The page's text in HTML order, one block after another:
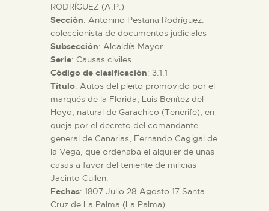
█
EL MUSEO
COLECCIONES
DIDÁCTICA
ESPAÑOL
RODRÍGUEZ (A.P.)
Sección: Antonino Pestana Rodríguez:
coleccionista de documentos judiciales
Subsección: Alcaldía Mayor
Serie: Causas civiles
Código de clasificación: 3.1.1
Título: Autos del pleito promovido por el
marqués de la Florida, Luis Benítez del
Hoyo, natural de Garachico (Tenerife), en
queja por el decreto del comandante
general de Canarias, Fernando Cagigal de
la Vega, que ordenaba el alquiler de unas
casas a favor del teniente de milicias
Jacinto Cullen.
Fechas: 1807.Julio.28-Agosto.17.Santa
Cruz de La Palma (La Palma)